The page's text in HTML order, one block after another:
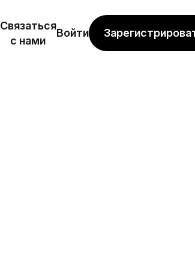
Связаться
с нами
Войти